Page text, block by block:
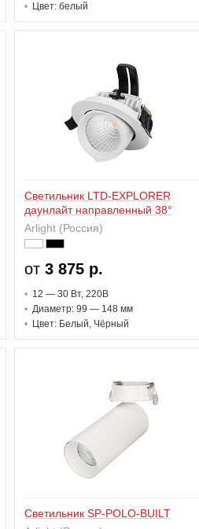
Цвет: белый
Светильник LTD-EXPLORER
даунлайт направленный 38°
Arlight (Россия)
от3 875 р.
12 — 30 Вт, 220В
Диаметр: 99 — 148 мм
Цвет: Белый, Чёрный
Светильник SP-POLO-BUILT